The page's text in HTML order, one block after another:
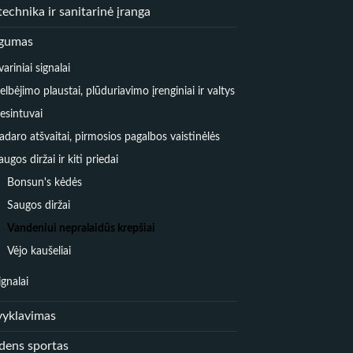
ir sanitarinė įranga
signalai
plaustai, plūduriavimo įrenginiai ir valtys
atšvaitai, pirmosios pagalbos vaistinėlės
diržai ir kiti priedai
Bonsun's kėdės
Saugos diržai
Vandeniui nepralaidūs krepšiai
Vėjo kaušeliai
sportas